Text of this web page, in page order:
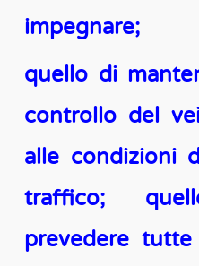
impegnare;
quello di
controllo del
alle condizioni
traffico;
prevedere